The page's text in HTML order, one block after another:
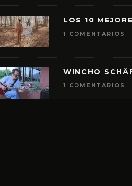
LOS 10
1 COMENTARIOS
WINCHO
1 COMENTARIOS